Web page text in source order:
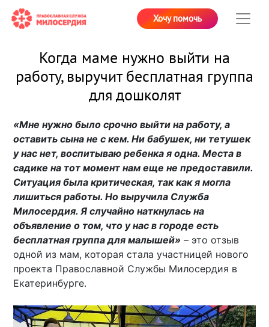
Хочу помочь
Когда маме нужно выйти на
работу, выручит бесплатная группа
для дошколят
«Мне нужно было срочно выйти на работу, а
оставить сына не с кем. Ни бабушек, ни тетушек
у нас нет, воспитываю ребенка я одна. Места в
садике на тот момент нам еще не предоставили.
Ситуация была критическая, так как я могла
лишиться работы. Но выручила Служба
Милосердия. Я случайно наткнулась на
объявление о том, что у нас в городе есть
бесплатная группа для малышей» – это отзыв
одной из мам, которая стала участницей нового
проекта Православной Службы Милосердия в
Екатеринбурге.